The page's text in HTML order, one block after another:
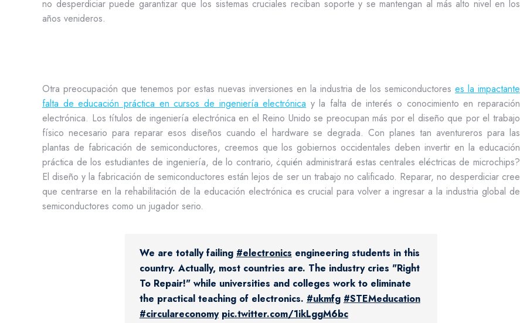
no desperdiciar puede garantizar que los sistemas cruciales reciban soporte y se mantengan al más alto nivel en los
años venideros.
Otra preocupación que tenemos por estas nuevas inversiones en la industria de los semiconductores es la impactante
falta de educación práctica en cursos de ingeniería electrónica y la falta de interés o conocimiento en reparación
electrónica. Los títulos de ingeniería electrónica en el Reino Unido se preocupan más por el diseño que por el trabajo
físico necesario para reparar esos diseños cuando el hardware se degrada. Con planes tan aventureros para las
plantas de fabricación de semiconductores, creemos que los gobiernos occidentales deben invertir en la educación
práctica de los estudiantes de ingeniería, de lo contrario, ¿quién administrará estas centrales eléctricas de microchips?
El diseño y la fabricación de semiconductores están lejos de ser un trabajo no calificado. Reparar, no desperdiciar cree
que centrarse en la rehabilitación de la educación electrónica es crucial para volver a ingresar a la industria global de
semiconductores como un jugador serio.
We are totally failing #electronics engineering students in this
country. Actually, most countries are. The industry cries "Right
To Repair!" while universities and colleges work to eliminate
the practical teaching of electronics. #ukmfg #STEMeducation
#circulareconomy pic.twitter.com/1ikLggM6bc